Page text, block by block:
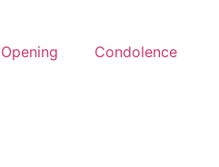
Condolence